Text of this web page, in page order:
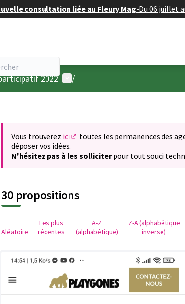
consultation liée au Fleury Mag-Du 06 juillet
2022 Menu utilisateur
/
Vous trouverez ici
(S'ouvre dans un nouvel onglet)
toutes les permanences des
déposer vos idées.
N'hésitez pas à les solliciterpour tout souci
30 propositions
Aléatoire
Les plus
récentes
A-Z
(alphabétique)
Z-A (alphabétique
inverse)